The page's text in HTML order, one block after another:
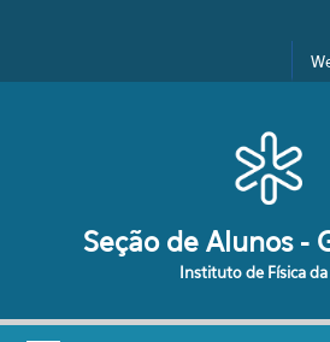
Formulário de
Seção de Alunos -
Instituto de Física da